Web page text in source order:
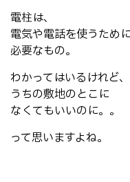
電柱は、
電気や電話を使うため
必要なもの。
わかってはいるけれど、
うちの敷地のとこに
なくてもいいのに。。
って思いますよね。